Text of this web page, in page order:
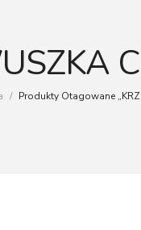
/ Produkty Otagowane